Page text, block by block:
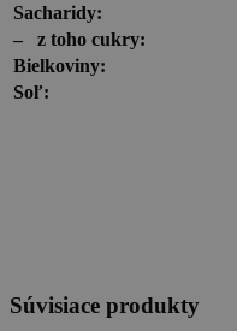
Sacharidy:
– z toho cukry:
Bielkoviny:
Soľ:
Súvisiace produkty